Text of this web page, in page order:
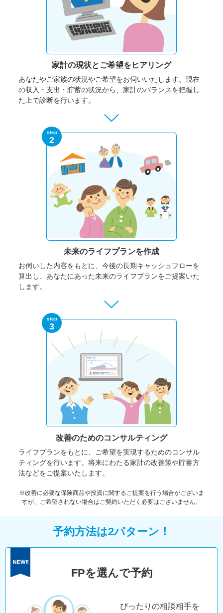
家計の現状と ご希望をヒアリング
あなたやご家族の状況やご希望をお伺いいたします。 現在
の収入・支出・貯蓄の状況から、家計のバランスを把握し
た上で診断を行います。
step
2
未来のライフプランを作成
お伺いした内容をもとに、今後の長期キャッシュフローを
算出し、あなたにあった未来のライフプランをご提案いた
します。
step
3
改善のためのコンサルティング
ライフプランをもとに、ご希望を実現するためのコンサル
ティングを行います。将来にわたる家計の改善策や貯蓄方
法などをご提案いたします。
※改善に必要な保険商品や投資に関するご提案を行う場合がございま
すが、ご希望されない場合はご契約いただく必要はございません。
予約方法は2パターン！
FPを選んで予約
ぴったりの相談相手を